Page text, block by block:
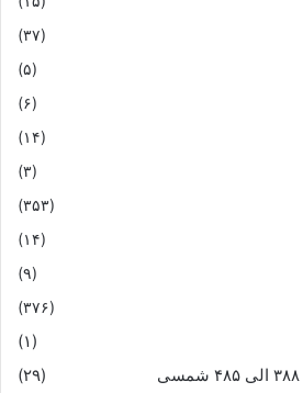
(۳۷)
(۵)
(۶)
(۱۴)
(۳)
(۳۵۳)
(۱۴)
(۹)
(۳۷۶)
(۱)
(۲۹)